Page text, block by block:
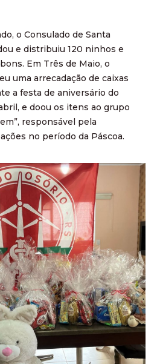
o Consulado de Santa
e distribuiu 120 ninhos e
Em Três de Maio, o
uma arrecadação de caixas
a festa de aniversário do
e doou os itens ao grupo
responsável pela
no período da Páscoa.